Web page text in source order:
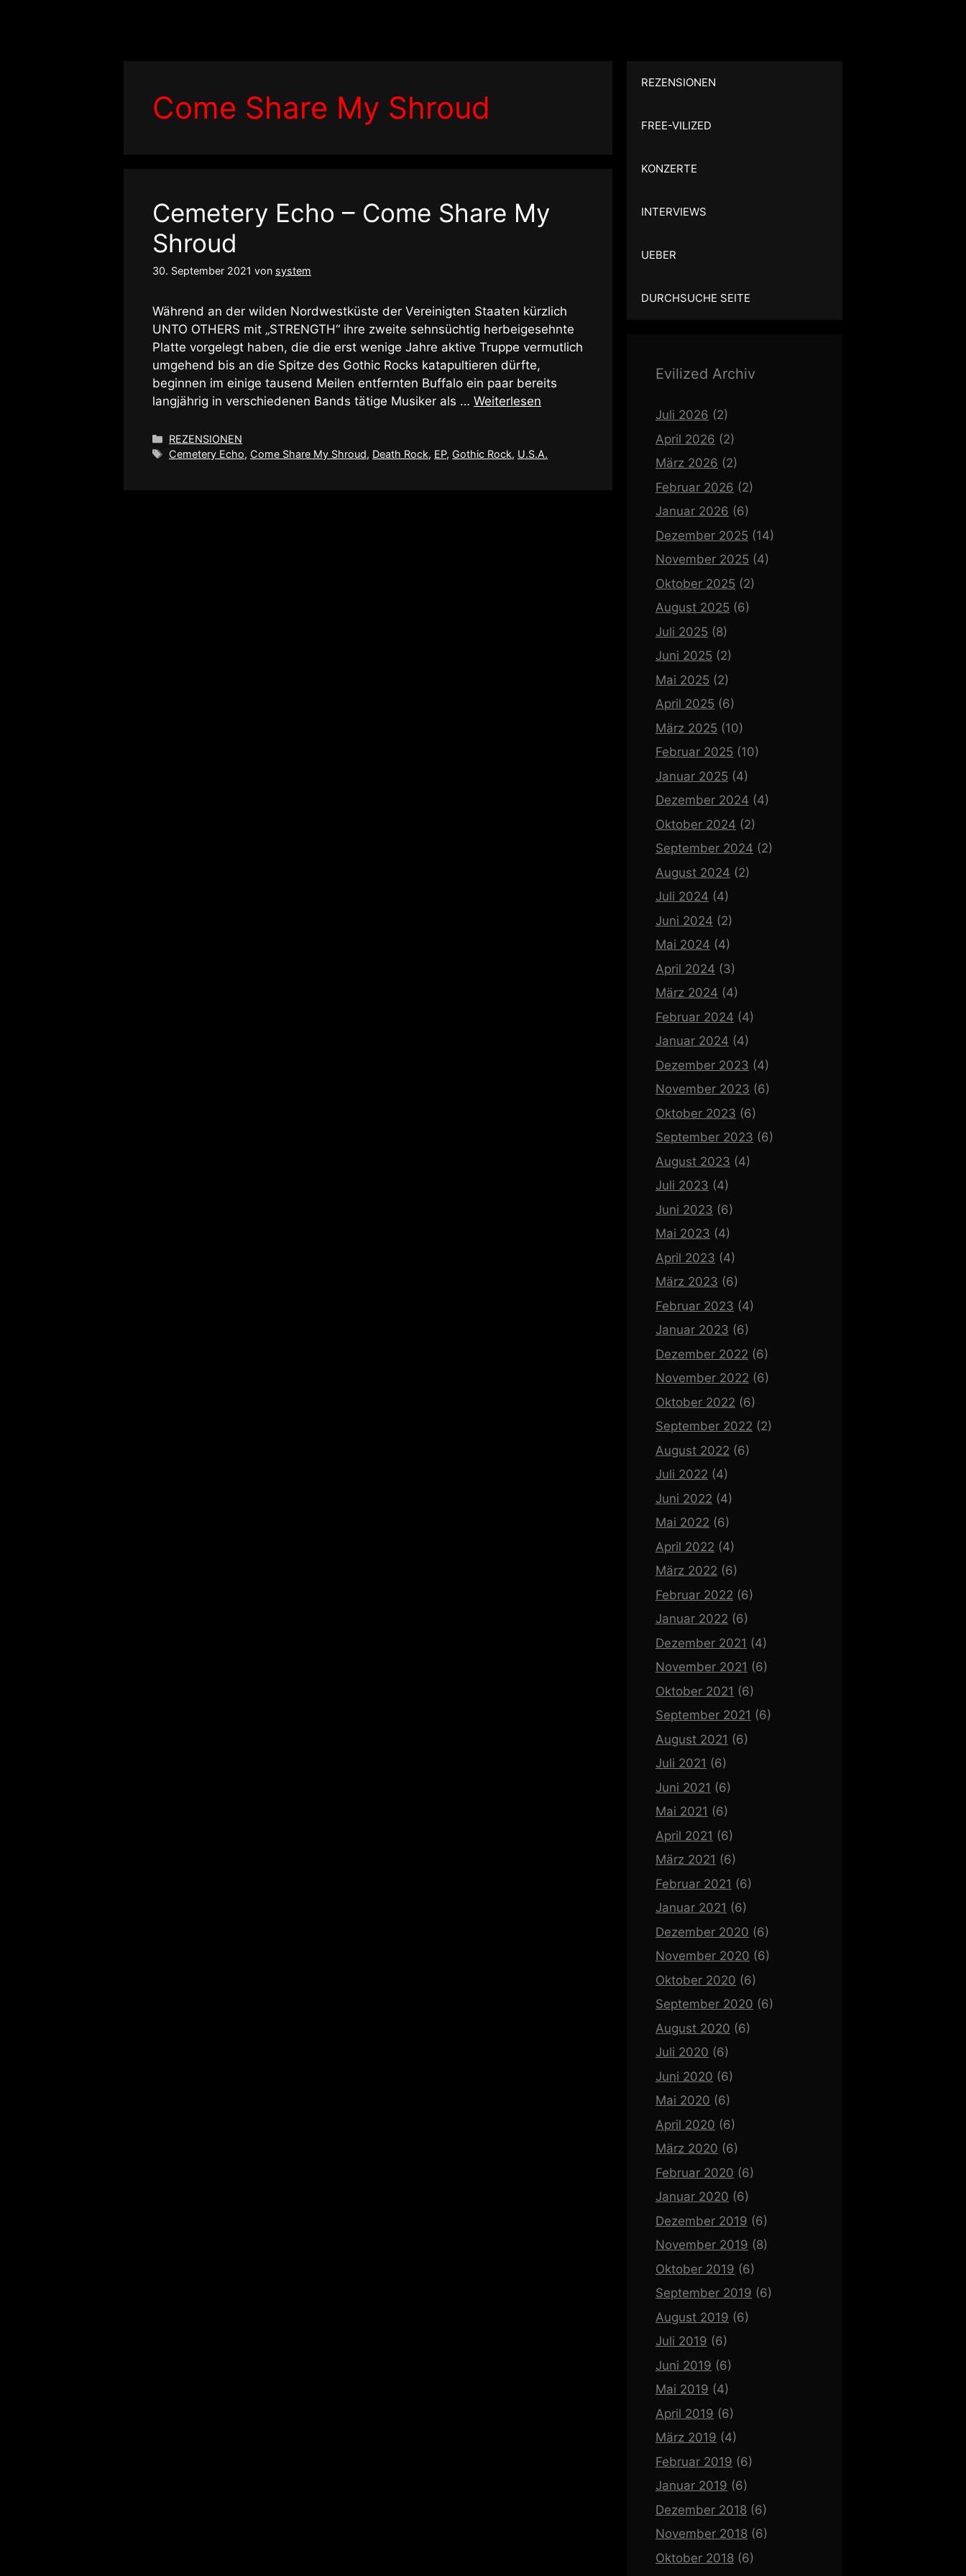
Come Share My Shroud
Cemetery Echo – Come Share My
Shroud
30. September 2021 von system
Während an der wilden Nordwestküste der Vereinigten Staaten kürzlich
UNTO OTHERS mit „STRENGTH“ ihre zweite sehnsüchtig herbeigesehnte
Platte vorgelegt haben, die die erst wenige Jahre aktive Truppe vermutlich
umgehend bis an die Spitze des Gothic Rocks katapultieren dürfte,
beginnen im einige tausend Meilen entfernten Buffalo ein paar bereits
langjährig in verschiedenen Bands tätige Musiker als … Weiterlesen
Kategorien
REZENSIONEN
Schlagwörter
Cemetery Echo, Come Share My Shroud, Death Rock, EP, Gothic Rock, U.S.A.
REZENSIONEN
FREE-VILIZED
KONZERTE
INTERVIEWS
UEBER
DURCHSUCHE SEITE
Evilized Archiv
Juli 2026 (2)
April 2026 (2)
März 2026 (2)
Februar 2026 (2)
Januar 2026 (6)
Dezember 2025 (14)
November 2025 (4)
Oktober 2025 (2)
August 2025 (6)
Juli 2025 (8)
Juni 2025 (2)
Mai 2025 (2)
April 2025 (6)
März 2025 (10)
Februar 2025 (10)
Januar 2025 (4)
Dezember 2024 (4)
Oktober 2024 (2)
September 2024 (2)
August 2024 (2)
Juli 2024 (4)
Juni 2024 (2)
Mai 2024 (4)
April 2024 (3)
März 2024 (4)
Februar 2024 (4)
Januar 2024 (4)
Dezember 2023 (4)
November 2023 (6)
Oktober 2023 (6)
September 2023 (6)
August 2023 (4)
Juli 2023 (4)
Juni 2023 (6)
Mai 2023 (4)
April 2023 (4)
März 2023 (6)
Februar 2023 (4)
Januar 2023 (6)
Dezember 2022 (6)
November 2022 (6)
Oktober 2022 (6)
September 2022 (2)
August 2022 (6)
Juli 2022 (4)
Juni 2022 (4)
Mai 2022 (6)
April 2022 (4)
März 2022 (6)
Februar 2022 (6)
Januar 2022 (6)
Dezember 2021 (4)
November 2021 (6)
Oktober 2021 (6)
September 2021 (6)
August 2021 (6)
Juli 2021 (6)
Juni 2021 (6)
Mai 2021 (6)
April 2021 (6)
März 2021 (6)
Februar 2021 (6)
Januar 2021 (6)
Dezember 2020 (6)
November 2020 (6)
Oktober 2020 (6)
September 2020 (6)
August 2020 (6)
Juli 2020 (6)
Juni 2020 (6)
Mai 2020 (6)
April 2020 (6)
März 2020 (6)
Februar 2020 (6)
Januar 2020 (6)
Dezember 2019 (6)
November 2019 (8)
Oktober 2019 (6)
September 2019 (6)
August 2019 (6)
Juli 2019 (6)
Juni 2019 (6)
Mai 2019 (4)
April 2019 (6)
März 2019 (4)
Februar 2019 (6)
Januar 2019 (6)
Dezember 2018 (6)
November 2018 (6)
Oktober 2018 (6)